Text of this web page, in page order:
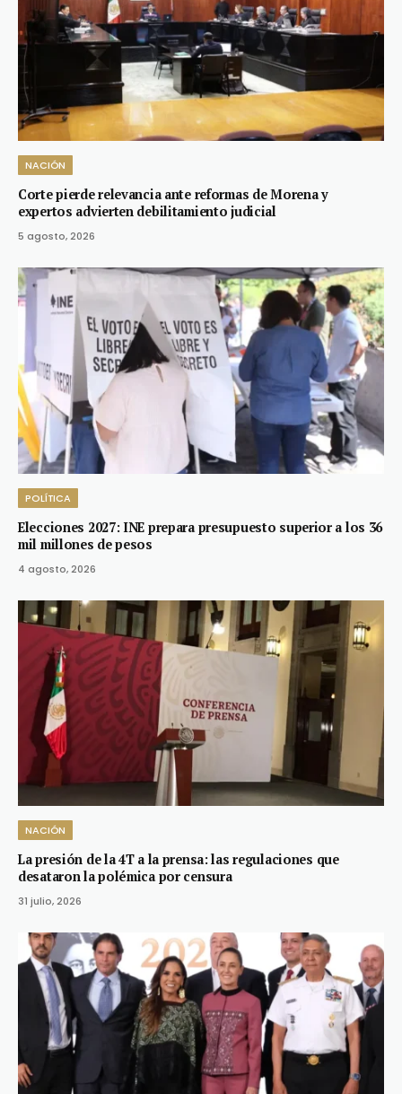
NACIÓN
Corte pierde relevancia ante reformas de Morena y
expertos advierten debilitamiento judicial
5 agosto, 2026
POLÍTICA
Elecciones 2027: INE prepara presupuesto superior a los 36
mil millones de pesos
4 agosto, 2026
NACIÓN
La presión de la 4T a la prensa: las regulaciones que
desataron la polémica por censura
31 julio, 2026